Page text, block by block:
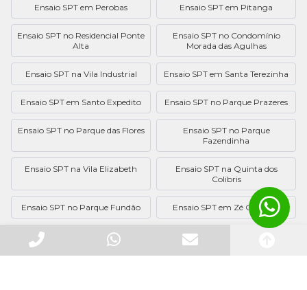
Ensaio SPT em Perobas Ensaio SPT em Pitanga
Ensaio SPT no Residencial Ponte
Alta
Ensaio SPT no Condomínio
Morada das Agulhas
Ensaio SPT na Vila Industrial Ensaio SPT em Santa Terezinha
Ensaio SPT em Santo Expedito Ensaio SPT no Parque Prazeres
Ensaio SPT no Parque das Flores
Ensaio SPT no Parque
Fazendinha
Ensaio SPT na Vila Elizabeth
Ensaio SPT na Quinta dos
Colibris
Ensaio SPT no Parque Fundão Ensaio SPT em Zé Garoto II